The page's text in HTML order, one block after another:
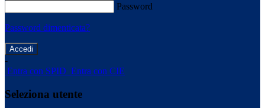
Password
Password dimenticata?
-
Entra con SPID Entra con CIE
Seleziona utente